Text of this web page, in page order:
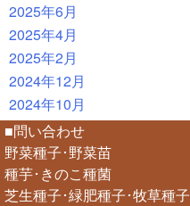
2025年6月
2025年4月
2025年2月
2024年12月
2024年10月
■問い合わせ
野菜種子･野菜苗
種芋･きのこ種菌
芝生種子･緑肥種子･牧草種子